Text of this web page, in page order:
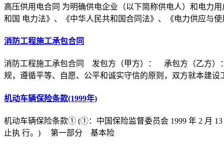
高压供用电合同 为明确供电企业（以下简称供电人）和电力
和国 电力法》、《中华人民共和国合同法》、《电力供应与
消防工程施工承包合同
消防工程施工承包合同 发包方（甲方）： 承包方（乙方）
规，遵循平等、自愿、公平和诚实守信的原则，双方就本建设
机动车辆保险条款(1999年)
机动车辆保险条款① (①：中国保险监督委员会 1999 年 2 月
止执 行。) 第一部分 基本险